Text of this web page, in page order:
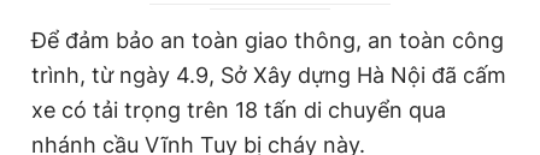
i
o
Để đảm bảo an toàn giao thông, an toàn công
trình, từ ngày 4.9, Sở Xây dựng Hà Nội đã cấm
xe có tải trọng trên 18 tấn di chuyển qua
nhánh cầu Vĩnh Tuy bị cháy này.